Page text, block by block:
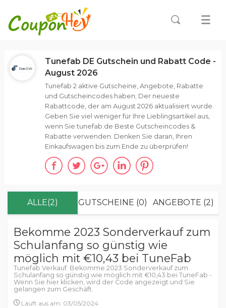
ALLE(2) GUTSCHEINE (0) ANGEBOTE (2)
Bekomme 2023 Sonderverkauf zum
Schulanfang so günstig wie
möglich mit €10,43 bei TuneFab
Tunefab Verkauf: Bekomme 2023 Sonderverkauf zum
Schulanfang so günstig wie möglich mit €10,43 bei TuneFab -
Wenn Sie hier klicken, wird der Code angezeigt und Sie
gelangen zum Geschäft.
Läuft aus am: 03/05/2024
Tunefab DE Gutschein und Rabatt Code -
August 2026
Tunefab 2 aktive Gutscheine, Angebote, Rabatte
und Gutscheincodes haben; Der neueste
Rabattcode, der am August 2026 aktualisiert wurde.
Geben Sie viel weniger für Ihre Lieblingsartikel aus,
wenn Sie tunefab.de Beste Gutscheincodes &
Rabatte verwenden. Denken Sie daran, Ihren
Einkaufswagen bis zum Ende zu überprüfen!